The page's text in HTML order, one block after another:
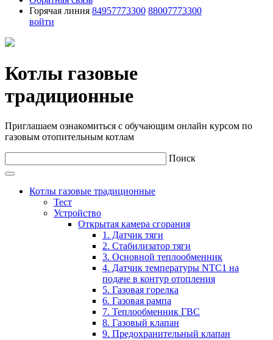
Горячая линия 84957773300 88007773300
войти
Котлы газовые
традиционные
Приглашаем ознакомиться с обучающим онлайн курсом по
газовым отопительным котлам
Поиск
Котлы газовые традиционные
Тест
Устройство
Открытая камера сгорания
1. Датчик тяги
2. Стабилизатор тяги
3. Основной теплообменник
4. Датчик температуры NTC1 на
подаче в контур отопления
5. Газовая горелка
6. Газовая рампа
7. Теплообменник ГВС
8. Газовый клапан
9. Предохранительный клапан